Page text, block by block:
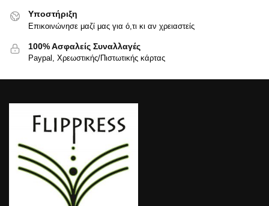
Υποστήριξη
Επικοινώνησε μαζί μας για ό,τι κι αν χρειαστείς
100% Ασφαλείς Συναλλαγές
Paypal, Χρεωστικής/Πιστωτικής κάρτας